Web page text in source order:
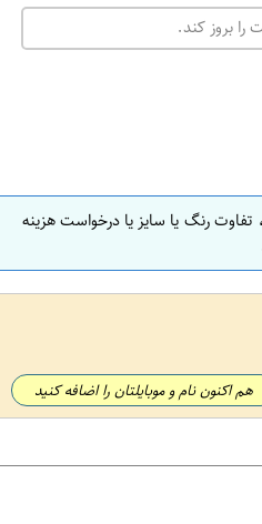
را بروز کند.
رنگ یا سایز یا درخواست هزینه
هم اکنون نام و موبایلتان را اضافه کنید